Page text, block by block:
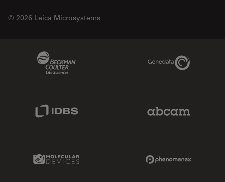
© 2026 Leica Microsystems
Genedata Link
Molecular Devices Link